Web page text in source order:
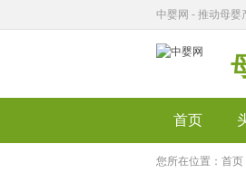
中婴网 - 推动母婴
首页
您所在位置： 首页